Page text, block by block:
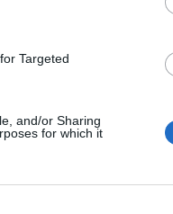
Targeted
and/or Sharing
for which it